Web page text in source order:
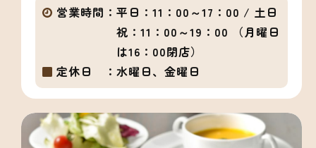
営業時間： 平日：11：00～17：00 / 土日
祝：11：00～19：00 （月曜日
は16：00閉店）
定休日 ： 水曜日、金曜日